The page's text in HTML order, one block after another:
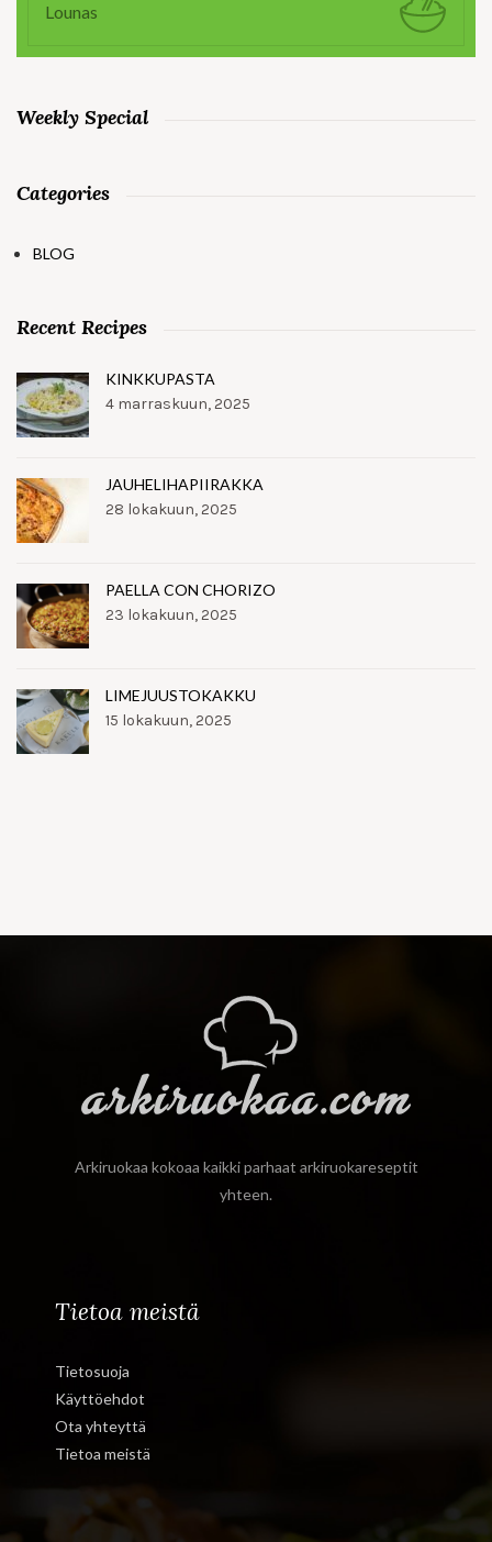
Lounas
Weekly Special
Categories
BLOG
Recent Recipes
KINKKUPASTA
4 marraskuun, 2025
JAUHELIHAPIIRAKKA
28 lokakuun, 2025
PAELLA CON CHORIZO
23 lokakuun, 2025
LIMEJUUSTOKAKKU
15 lokakuun, 2025
Arkiruokaa kokoaa kaikki parhaat arkiruokareseptit
yhteen.
Tietoa meistä
Tietosuoja
Käyttöehdot
Ota yhteyttä
Tietoa meistä